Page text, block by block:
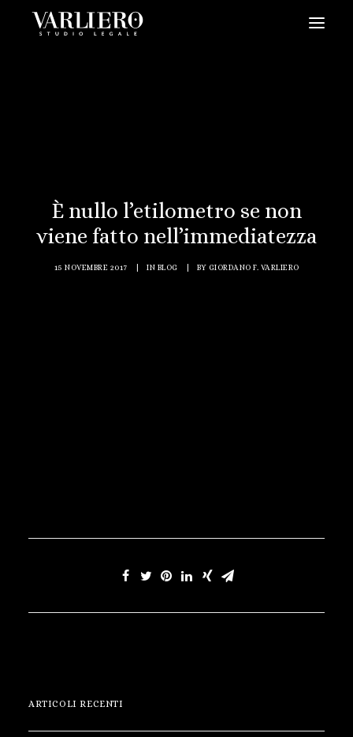
VIDEO
CONTATTI
PRENDI UN APPUNTAMENTO
È nullo l’etilometro se non
viene fatto nell’immediatezza
15 NOVEMBRE 2017 IN BLOG BY GIORDANO F. VARLIERO
ARTICOLI RECENTI